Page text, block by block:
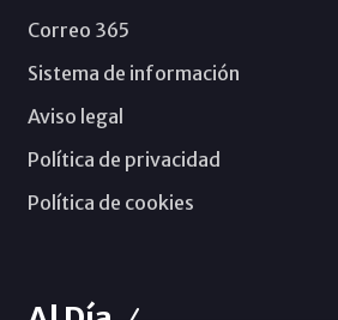
Correo 365
Sistema de información
Aviso legal
Política de privacidad
Política de cookies